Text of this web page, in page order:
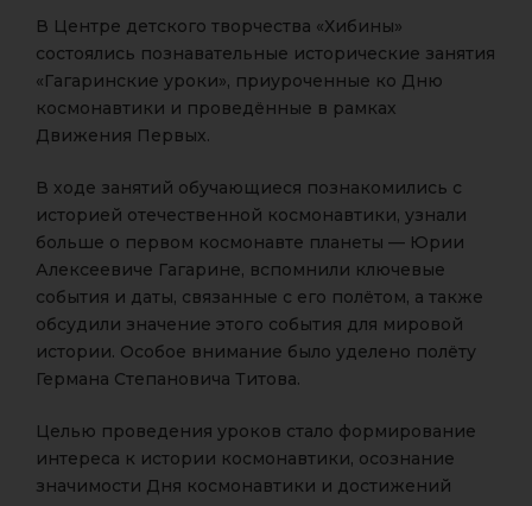
В Центре детского творчества «Хибины»
состоялись познавательные исторические занятия
«Гагаринские уроки», приуроченные ко Дню
космонавтики и проведённые в рамках
Движения Первых.
В ходе занятий обучающиеся познакомились с
историей отечественной космонавтики, узнали
больше о первом космонавте планеты — Юрии
Алексеевиче Гагарине, вспомнили ключевые
события и даты, связанные с его полётом, а также
обсудили значение этого события для мировой
истории. Особое внимание было уделено полёту
Германа Степановича Титова.
Целью проведения уроков стало формирование
интереса к истории космонавтики, осознание
значимости Дня космонавтики и достижений